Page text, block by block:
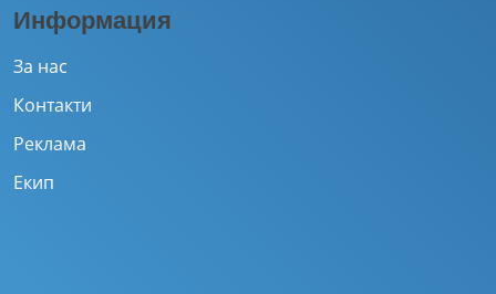
Информация
За нас
Контакти
Реклама
Екип